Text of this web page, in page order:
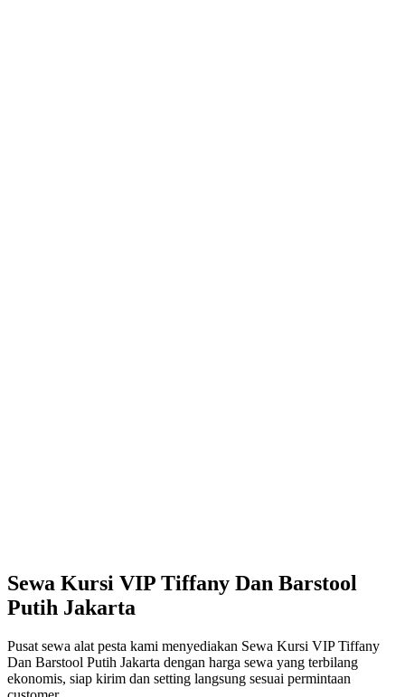
Sewa Kursi VIP Tiffany Dan Barstool
Putih Jakarta
Pusat sewa alat pesta kami menyediakan Sewa Kursi VIP Tiffany
Dan Barstool Putih Jakarta dengan harga sewa yang terbilang
ekonomis, siap kirim dan setting langsung sesuai permintaan